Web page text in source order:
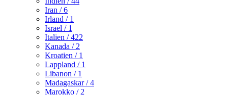
Iran / 6
Irland / 1
Israel / 1
Italien / 422
Kanada / 2
Kroatien / 1
Lappland / 1
Libanon / 1
Madagaskar/ 4
Marokko / 2